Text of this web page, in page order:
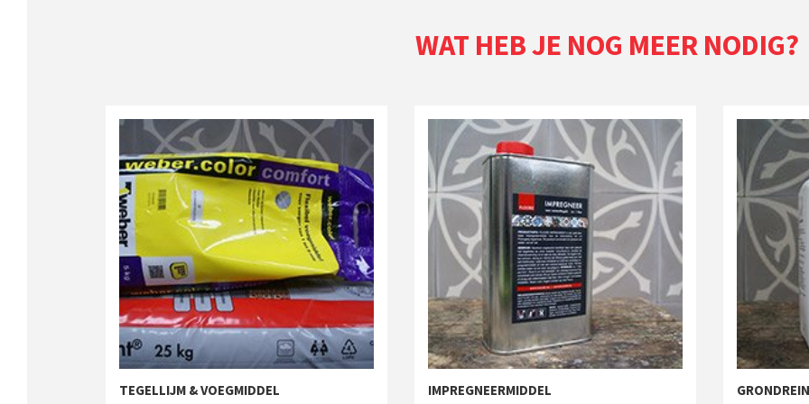
WAT HEB JE NOG MEER NODIG?
TEGELLIJM & VOEGMIDDEL IMPREGNEERMIDDEL